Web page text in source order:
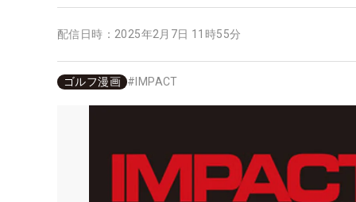
配信日時： 2025年2月7日 11時55分
ゴルフ漫画 # IMPACT